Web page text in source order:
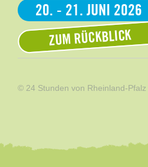
20. - 21. JUNI 2026
ZUM RÜCKBLICK
© 24 Stunden von Rheinland-Pfalz